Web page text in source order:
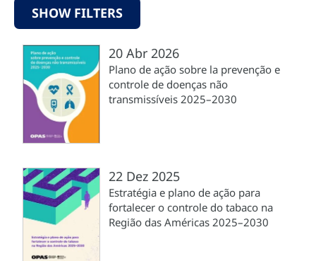
SHOW FILTERS
20 Abr 2026
Plano de ação sobre la prevenção e
controle de doenças não
transmissíveis 2025–2030
22 Dez 2025
Estratégia e plano de ação para
fortalecer o controle do tabaco na
Região das Américas 2025–2030